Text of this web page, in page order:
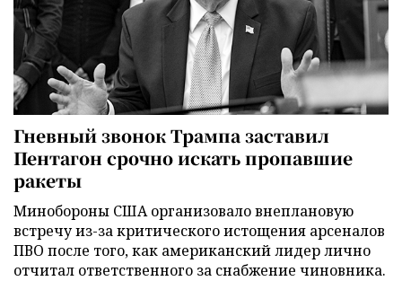
Гневный звонок Трампа заставил
Пентагон срочно искать пропавшие
ракеты
Минобороны США организовало внеплановую
встречу из-за критического истощения арсеналов
ПВО после того, как американский лидер лично
отчитал ответственного за снабжение чиновника.